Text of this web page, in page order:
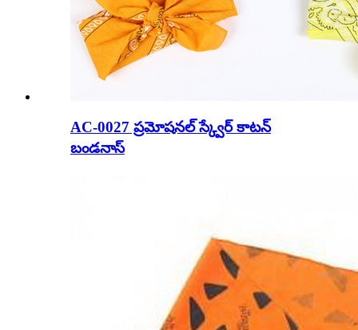
AC-0027 ప్రమోషనల్ స్క్వేర్ కాటన్
బండనాస్